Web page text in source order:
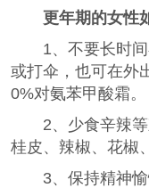
更年期的女性
1、不要长时间
或打伞，也可在外
0%对氨苯甲酸霜。
2、少食辛辣等
桂皮、辣椒、花椒
3、保持精神愉